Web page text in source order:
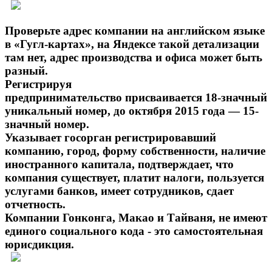
Проверьте адрес компании на английском языке
в «Гугл-картах», на Яндексе такой детализации
там нет, адрес производства и офиса может быть
разный.
Регистрируя
предпринимательство присваивается 18-значный
уникальный номер, до октября 2015 года — 15-
значный номер.
Указывает госорган регистрировавший
компанию, город, форму собственности, наличие
иностранного капитала, подтверждает, что
компания существует, платит налоги, пользуется
услугами банков, имеет сотрудников, сдает
отчетность.
Компании Гонконга, Макао и Тайваня, не имеют
единого социального кода - это самостоятельная
юрисдикция.